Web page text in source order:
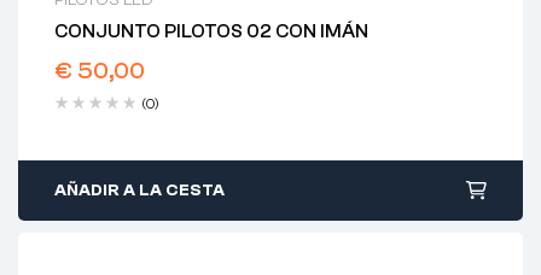
CONJUNTO PILOTOS 02 CON IMÁN
€ 50,00
(0)
AÑADIR A LA CESTA